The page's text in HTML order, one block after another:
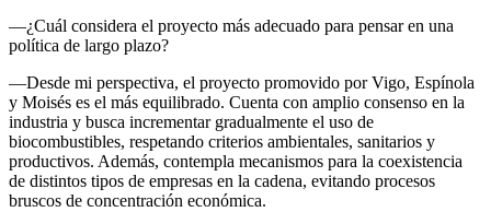
—¿Cuál considera el proyecto más adecuado para pensar en una
política de largo plazo?
—Desde mi perspectiva, el proyecto promovido por Vigo, Espínola
y Moisés es el más equilibrado. Cuenta con amplio consenso en la
industria y busca incrementar gradualmente el uso de
biocombustibles, respetando criterios ambientales, sanitarios y
productivos. Además, contempla mecanismos para la coexistencia
de distintos tipos de empresas en la cadena, evitando procesos
bruscos de concentración económica.